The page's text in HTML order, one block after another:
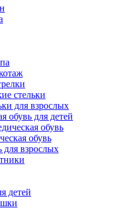
стельки
для взрослых
обувь для детей
обувь
обувь
для взрослых
детей